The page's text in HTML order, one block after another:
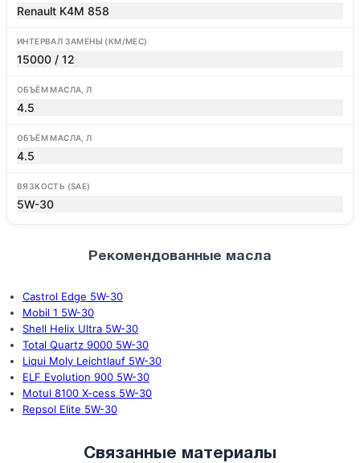
Renault K4M 858
ИНТЕРВАЛ ЗАМЕНЫ (КМ/МЕС)
15000 / 12
ОБЪЁМ МАСЛА, Л
4.5
ОБЪЁМ МАСЛА, Л
4.5
ВЯЗКОСТЬ (SAE)
5W-30
Рекомендованные масла
Castrol Edge 5W-30
Mobil 1 5W-30
Shell Helix Ultra 5W-30
Total Quartz 9000 5W-30
Liqui Moly Leichtlauf 5W-30
ELF Evolution 900 5W-30
Motul 8100 X-cess 5W-30
Repsol Elite 5W-30
Связанные материалы